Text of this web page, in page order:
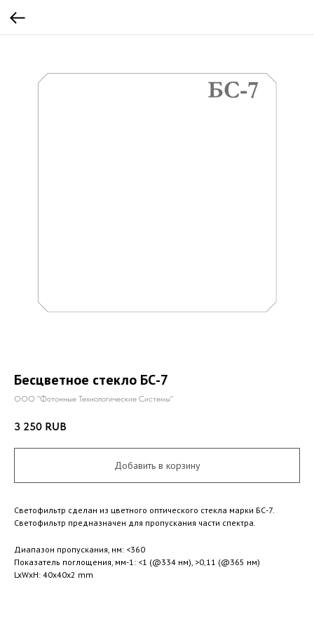
Бесцветное стекло БС-7
ООО "Фотонные Технологические Системы"
3 250 RUB
Добавить в корзину
Светофильтр сделан из цветного оптического стекла марки БС-7.
Светофильтр предназначен для пропускания части спектра.
Диапазон пропускания, нм: <360
Показатель поглощения, мм-1: <1 (@334 нм), >0,11 (@365 нм)
LxWxH: 40x40x2 mm